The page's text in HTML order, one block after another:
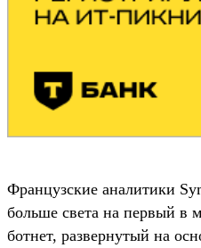
Французские аналитики
больше света на первый в
ботнет, развернутый на